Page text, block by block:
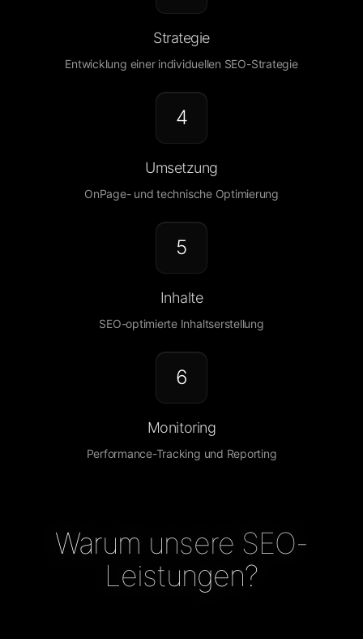
Strategie
Entwicklung einer individuellen SEO-Strategie
4
Umsetzung
OnPage- und technische Optimierung
5
Inhalte
SEO-optimierte Inhaltserstellung
6
Monitoring
Performance-Tracking und Reporting
Warum unsere SEO-
Leistungen?